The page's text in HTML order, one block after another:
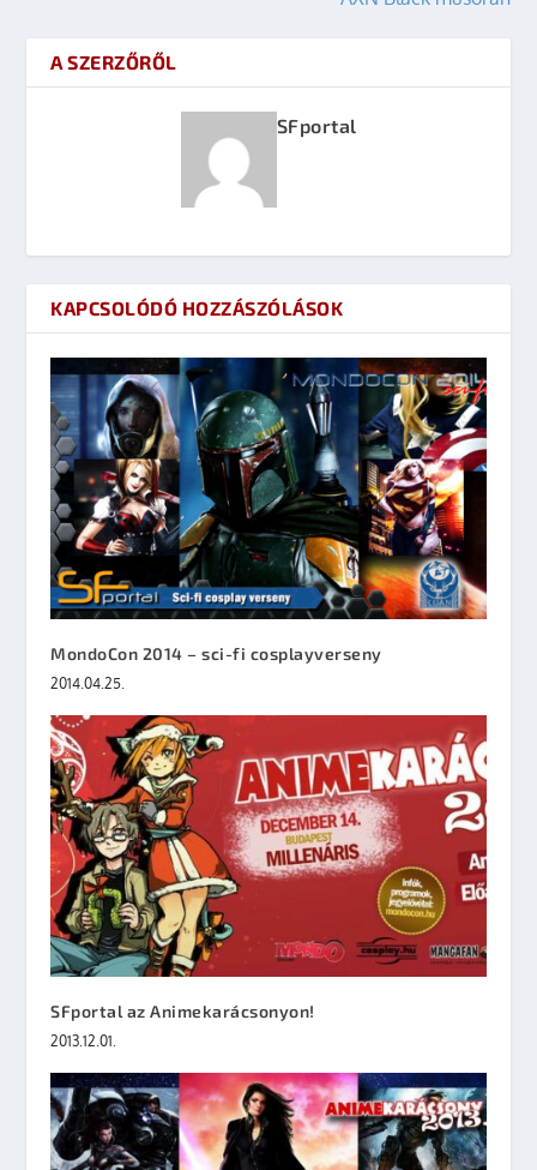
A SZERZŐRŐL
SFportal
KAPCSOLÓDÓ HOZZÁSZÓLÁSOK
MondoCon 2014 – sci-fi cosplayverseny
2014.04.25.
SFportal az Animekarácsonyon!
2013.12.01.